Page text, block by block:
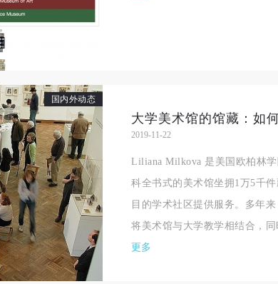
国内外动态
大学美术馆的馆藏：如
2019-11-22
Liliana Milkova 是美国欧柏林
科全书式的美术馆坐拥1万5千
目的学术社区提供服务。多年
将美术馆与大学教学相结合，
更多
责任。
第六条
施，若参与者因个人原因在使用相应绘画工具、创作材料及配
造成个人受伤、伤害他人及造成相应工具、材料、设备或设施
坏。参与活动者应当承当相应的全部责任，并主动赔偿相应的
动中任何非事故当事人及美术馆将不承担人身事故的任何责任
中央美术学院美术馆肖像权许可使用协议
根据《中华人民共和国广告法》、《中华人民共和国民法通则
民法院关于贯彻执行 《中华人民共和国民法通则》若干问题
的有关规定，为明确肖像许可方（甲方）和使用方（乙方）的
系，经双方友好协商，甲乙双方就带有甲方肖像的作品的使用
责任。
第六条
施，若参与者因个人原因在使用相应绘画工具、创作材料及配
造成个人受伤、伤害他人及造成相应工具、材料、设备或设施
坏。参与活动者应当承当相应的全部责任，并主动赔偿相应的
动中任何非事故当事人及美术馆将不承担人身事故的任何责任
中央美术学院美术馆肖像权许可使用协议
根据《中华人民共和国广告法》、《中华人民共和国民法通则
民法院关于贯彻执行 《中华人民共和国民法通则》若干问题
的有关规定，为明确肖像许可方（甲方）和使用方（乙方）的
系，经双方友好协商，甲乙双方就带有甲方肖像的作品的使用
责任。
第六条
施，若参与者因个人原因在使用相应绘画工具、创作材料及配
造成个人受伤、伤害他人及造成相应工具、材料、设备或设施
坏。参与活动者应当承当相应的全部责任，并主动赔偿相应的
动中任何非事故当事人及美术馆将不承担人身事故的任何责任
中央美术学院美术馆肖像权许可使用协议
根据《中华人民共和国广告法》、《中华人民共和国民法通则
民法院关于贯彻执行 《中华人民共和国民法通则》若干问题
的有关规定，为明确肖像许可方（甲方）和使用方（乙方）的
系，经双方友好协商，甲乙双方就带有甲方肖像的作品的使用